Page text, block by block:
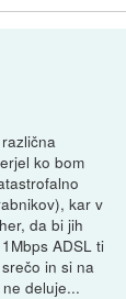
ko bom
kar v
da bi jih
ADSL ti
in si na
deluje...